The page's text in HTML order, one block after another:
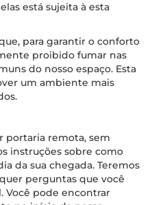
está sujeita à esta
para garantir o conforto
proibido fumar nas
do nosso espaço. Esta
um ambiente mais
portaria remota, sem
instruções sobre como
da sua chegada. Teremos
perguntas que você
Você pode encontrar